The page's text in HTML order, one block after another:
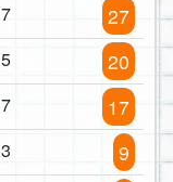
7 27
5 20
7 17
3 9